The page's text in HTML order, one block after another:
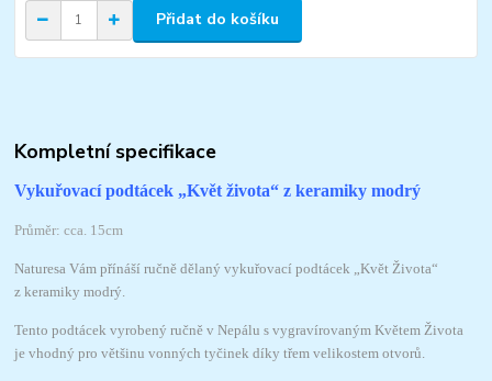
Přidat do košíku
Kompletní specifikace
Vykuřovací podtácek „Květ života“z keramiky modrý
Průměr: cca. 15cm
Naturesa Vám přínáší ručně dělaný vykuřovací podtácek „Květ Života“
z keramiky modrý.
Tento podtácek vyrobený ručně v Nepálu s vygravírovaným Květem Života
je vhodný pro většinu vonných tyčinek díky třem velikostem otvorů.